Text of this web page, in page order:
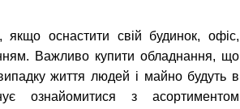
оснастити свій будинок, офіс,
Важливо купити обладнання, що
життя людей і майно будуть в
ознайомитися з асортиментом